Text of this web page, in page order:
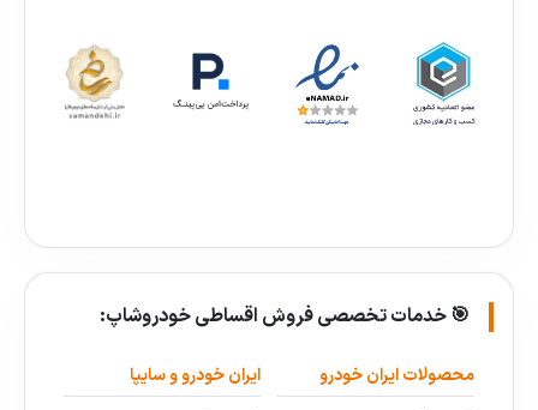
🎯 خدمات تخصصی فروش اقساطی خودروشاپ:
محصولات ایران خودرو ایران خودرو و سایپا